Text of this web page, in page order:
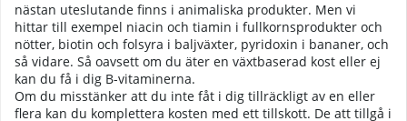
nästan uteslutande finns i animaliska produkter. Men vi
hittar till exempel niacin och tiamin i fullkornsprodukter och
nötter, biotin och folsyra i baljväxter, pyridoxin i bananer, och
så vidare. Så oavsett om du äter en växtbaserad kost eller ej
kan du få i dig B-vitaminerna.
Om du misstänker att du inte fåt i dig tillräckligt av en eller
flera kan du komplettera kosten med ett tillskott. De att tillgå i